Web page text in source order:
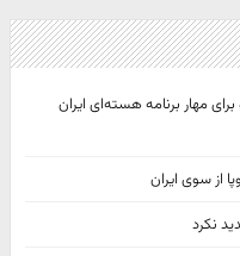
مهار برنامه هسته‌ای ایران
از سوی ایران
نکرد